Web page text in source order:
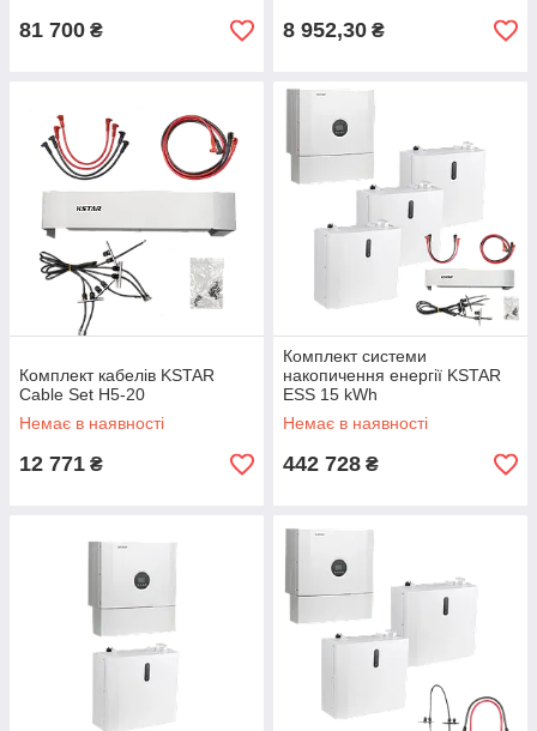
81 700 ₴ 8 952,30 ₴
Комплект кабелів KSTAR
Cable Set H5-20
Немає в наявності
12 771 ₴
Комплект системи
накопичення енергії KSTAR
ESS 15 kWh
Немає в наявності
442 728 ₴